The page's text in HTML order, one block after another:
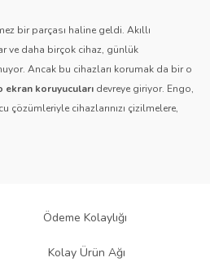
bir parçası haline geldi. Akıllı
ve daha birçok cihaz, günlük
Ancak bu cihazları korumak da bir o
ekran koruyucuları devreye giriyor. Engo,
çözümleriyle cihazlarınızı çizilmelere,
yıllara dayanan tecrübesi ve teknolojiye
geçirir. Kullanıcı dostu tasarımı
Ödeme Kolaylığı
Kolay Ürün Ağı